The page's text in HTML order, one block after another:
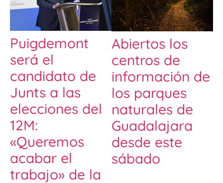
Puigdemont
será el
candidato de
Junts a las
elecciones del
12M:
«Queremos
acabar el
trabajo» de la
Abiertos los
centros de
información de
los parques
naturales de
Guadalajara
desde este
sábado